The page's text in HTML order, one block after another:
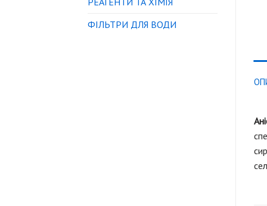
ФІЛЬТРИ ДЛЯ ВОДИ